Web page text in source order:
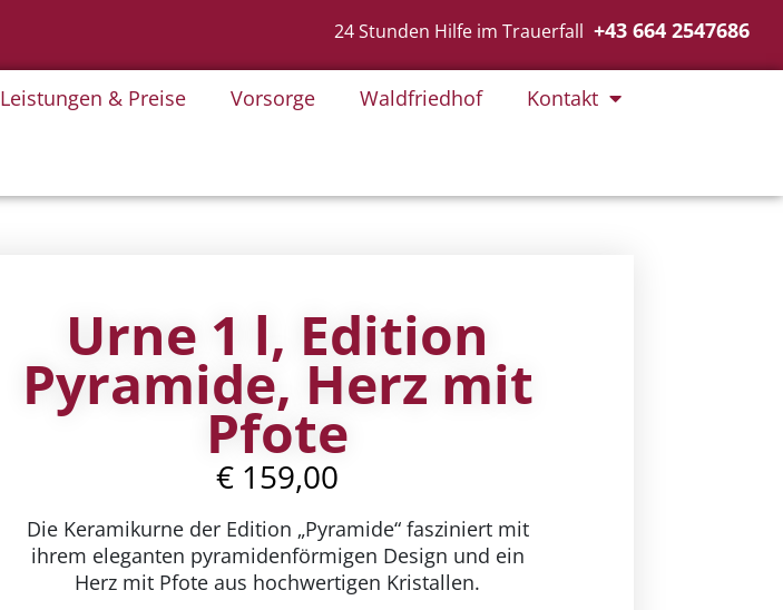
24 Stunden Hilfe im Trauerfall +43 664 2547686
Leistungen & Preise Vorsorge Waldfriedhof Kontakt
Urne 1 l, Edition
Pyramide, Herz mit
Pfote
€ 159,00
Die Keramikurne der Edition „Pyramide“ fasziniert mit
ihrem eleganten pyramidenförmigen Design und ein
Herz mit Pfote aus hochwertigen Kristallen.